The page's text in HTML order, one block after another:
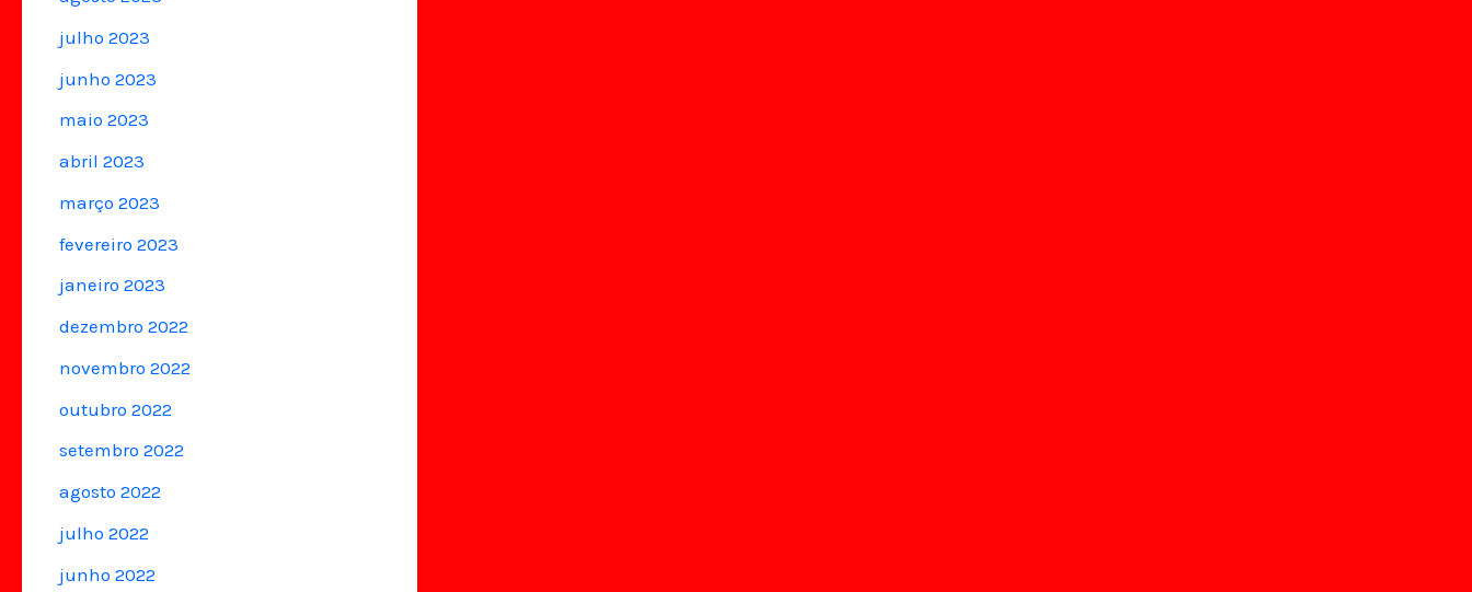
julho 2023
junho 2023
maio 2023
abril 2023
março 2023
fevereiro 2023
janeiro 2023
dezembro 2022
novembro 2022
outubro 2022
setembro 2022
agosto 2022
julho 2022
junho 2022